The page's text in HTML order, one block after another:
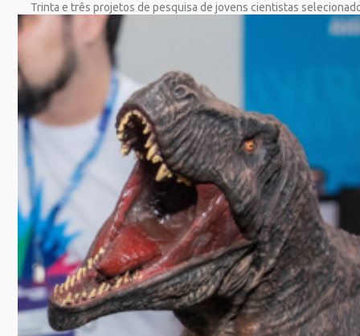
Trinta e três projetos de pesquisa de jovens cientistas
SAIBA MAIS